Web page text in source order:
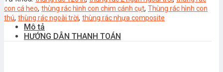
con cá heo, thùng rác hình con chim cánh cụt, Thùng rác hình con
thú, thùng rác ngoài trời, thùng rác nhựa composite
Mô tả
HƯỚNG DẪN THANH TOÁN